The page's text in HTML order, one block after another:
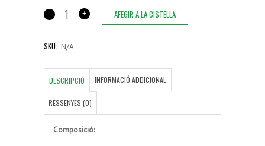
AFEGIR A LA CISTELLA
SKU: N/A
DESCRIPCIÓ INFORMACIÓ ADDICIONAL
RESSENYES (0)
Composició: